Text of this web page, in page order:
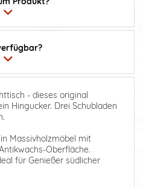
- dieses original
Hingucker. Drei Schubladen
Massivholzmöbel mit
Oberfläche.
für Genießer südlicher